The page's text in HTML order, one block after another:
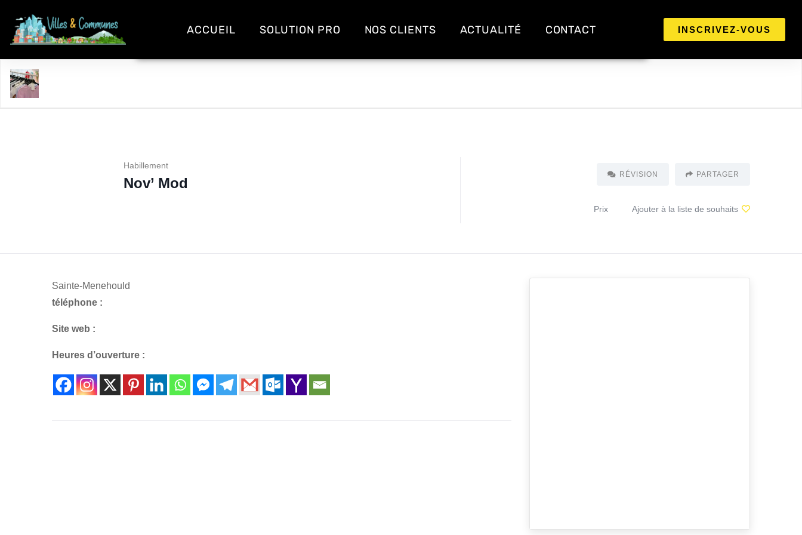
ACCUEIL SOLUTION PRO NOS CLIENTS ACTUALITÉ CONTACT INSCRIVEZ-VOUS
Habillement
Nov’ Mod
RÉVISION PARTAGER
Prix Ajouter à la liste de souhaits
Sainte-Menehould
téléphone :
Site web :
Heures d’ouverture :